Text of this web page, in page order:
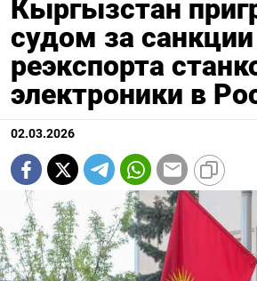
Кыргызстан
судом за
реэкспорта
электроники в
02.03.2026